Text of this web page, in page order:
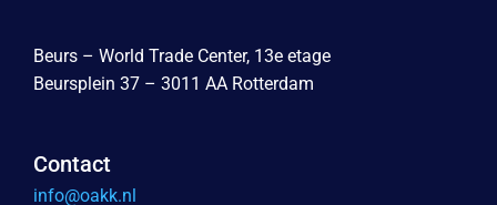
Beurs – World Trade Center, 13e etage
Beursplein 37 – 3011 AA Rotterdam
Contact
info@oakk.nl